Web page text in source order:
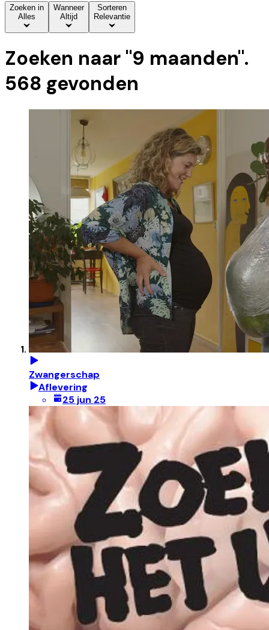
Zoeken in
Alles
Wanneer
Altijd
Sorteren
Relevantie
Zoeken naar "9 maanden".
568 gevonden
Zwangerschap
Aflevering
25 jun 25